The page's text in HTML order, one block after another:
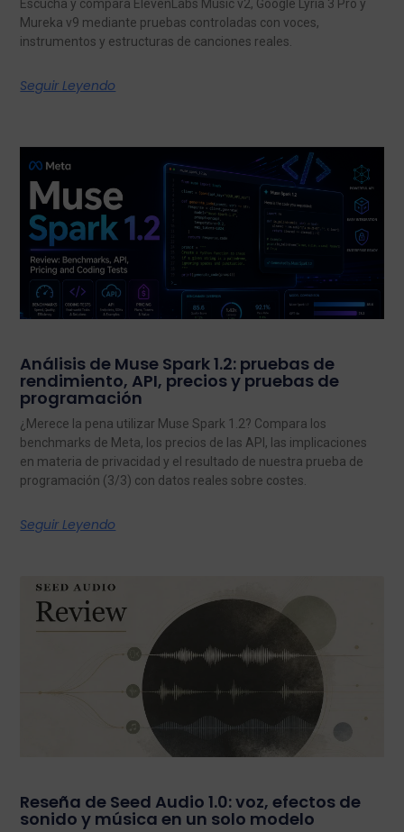
Escucha y compara ElevenLabs Music v2, Google Lyria 3 Pro y
Mureka v9 mediante pruebas controladas con voces,
instrumentos y estructuras de canciones reales.
Seguir Leyendo
Análisis de Muse Spark 1.2: pruebas de
rendimiento, API, precios y pruebas de
programación
¿Merece la pena utilizar Muse Spark 1.2? Compara los
benchmarks de Meta, los precios de las API, las implicaciones
en materia de privacidad y el resultado de nuestra prueba de
programación (3/3) con datos reales sobre costes.
Seguir Leyendo
Reseña de Seed Audio 1.0: voz, efectos de
sonido y música en un solo modelo